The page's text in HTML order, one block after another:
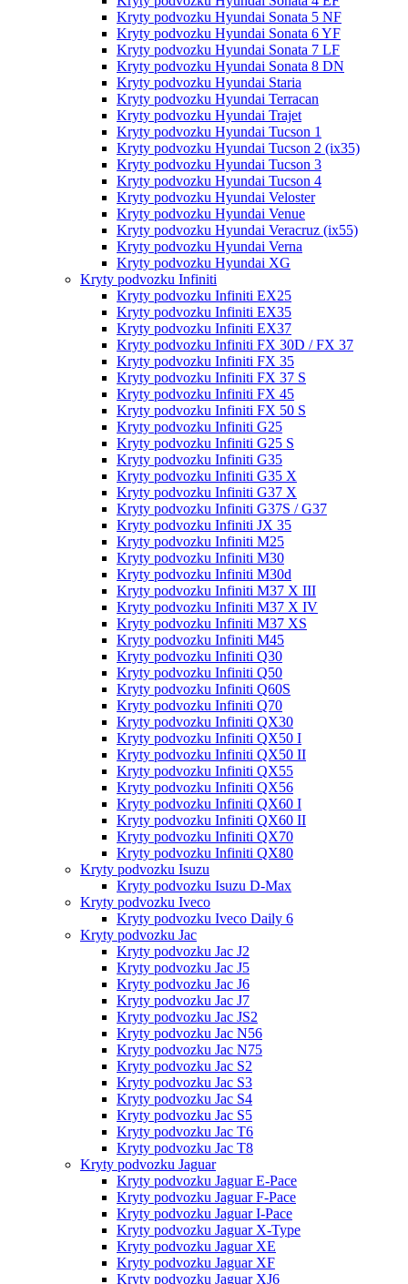
Kryty podvozku Hyundai Sonata 5 NF
Kryty podvozku Hyundai Sonata 6 YF
Kryty podvozku Hyundai Sonata 7 LF
Kryty podvozku Hyundai Sonata 8 DN
Kryty podvozku Hyundai Staria
Kryty podvozku Hyundai Terracan
Kryty podvozku Hyundai Trajet
Kryty podvozku Hyundai Tucson 1
Kryty podvozku Hyundai Tucson 2 (ix35)
Kryty podvozku Hyundai Tucson 3
Kryty podvozku Hyundai Tucson 4
Kryty podvozku Hyundai Veloster
Kryty podvozku Hyundai Venue
Kryty podvozku Hyundai Veracruz (ix55)
Kryty podvozku Hyundai Verna
Kryty podvozku Hyundai XG
Kryty podvozku Infiniti
Kryty podvozku Infiniti EX25
Kryty podvozku Infiniti EX35
Kryty podvozku Infiniti EX37
Kryty podvozku Infiniti FX 30D / FX 37
Kryty podvozku Infiniti FX 35
Kryty podvozku Infiniti FX 37 S
Kryty podvozku Infiniti FX 45
Kryty podvozku Infiniti FX 50 S
Kryty podvozku Infiniti G25
Kryty podvozku Infiniti G25 S
Kryty podvozku Infiniti G35
Kryty podvozku Infiniti G35 X
Kryty podvozku Infiniti G37 X
Kryty podvozku Infiniti G37S / G37
Kryty podvozku Infiniti JX 35
Kryty podvozku Infiniti M25
Kryty podvozku Infiniti M30
Kryty podvozku Infiniti M30d
Kryty podvozku Infiniti M37 X III
Kryty podvozku Infiniti M37 X IV
Kryty podvozku Infiniti M37 XS
Kryty podvozku Infiniti M45
Kryty podvozku Infiniti Q30
Kryty podvozku Infiniti Q50
Kryty podvozku Infiniti Q60S
Kryty podvozku Infiniti Q70
Kryty podvozku Infiniti QX30
Kryty podvozku Infiniti QX50 I
Kryty podvozku Infiniti QX50 II
Kryty podvozku Infiniti QX55
Kryty podvozku Infiniti QX56
Kryty podvozku Infiniti QX60 I
Kryty podvozku Infiniti QX60 II
Kryty podvozku Infiniti QX70
Kryty podvozku Infiniti QX80
Kryty podvozku Isuzu
Kryty podvozku Isuzu D-Max
Kryty podvozku Iveco
Kryty podvozku Iveco Daily 6
Kryty podvozku Jac
Kryty podvozku Jac J2
Kryty podvozku Jac J5
Kryty podvozku Jac J6
Kryty podvozku Jac J7
Kryty podvozku Jac JS2
Kryty podvozku Jac N56
Kryty podvozku Jac N75
Kryty podvozku Jac S2
Kryty podvozku Jac S3
Kryty podvozku Jac S4
Kryty podvozku Jac S5
Kryty podvozku Jac T6
Kryty podvozku Jac T8
Kryty podvozku Jaguar
Kryty podvozku Jaguar E-Pace
Kryty podvozku Jaguar F-Pace
Kryty podvozku Jaguar I-Pace
Kryty podvozku Jaguar X-Type
Kryty podvozku Jaguar XE
Kryty podvozku Jaguar XF
Kryty podvozku Jaguar XJ6